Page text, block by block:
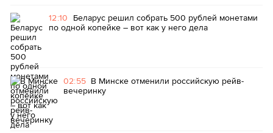
12:10 Беларус решил собрать 500 рублей монетами
по одной копейке – вот как у него дела
02:55 В Минске отменили российскую рейв-
вечеринку